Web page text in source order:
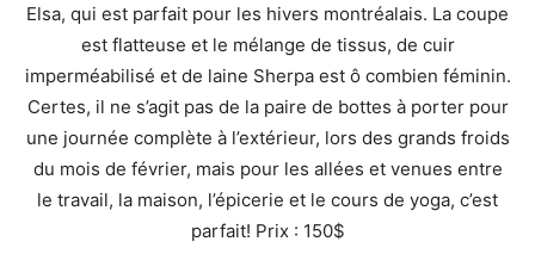
Elsa, qui est parfait pour les hivers montréalais. La coupe
est flatteuse et le mélange de tissus, de cuir
imperméabilisé et de laine Sherpa est ô combien féminin.
Certes, il ne s’agit pas de la paire de bottes à porter pour
une journée complète à l’extérieur, lors des grands froids
du mois de février, mais pour les allées et venues entre
le travail, la maison, l’épicerie et le cours de yoga, c’est
parfait! Prix : 150$